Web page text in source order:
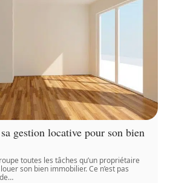
gestion locative pour son bien
toutes les tâches qu’un propriétaire
son bien immobilier. Ce n’est pas
…